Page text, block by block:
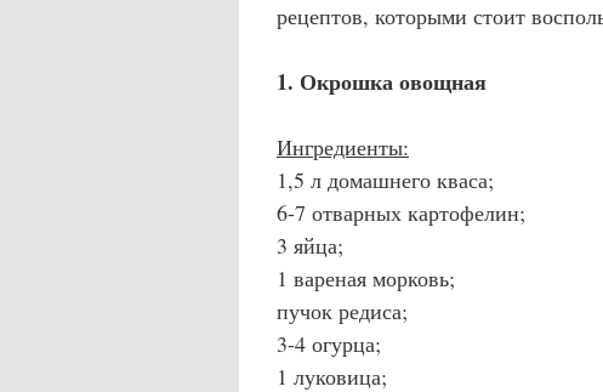
рецептов, которыми стоит
1. Окрошка овощная
Ингредиенты:
1,5 л домашнего кваса;
6-7 отварных картофелин;
3 яйца;
1 вареная морковь;
пучок редиса;
3-4 огурца;
1 луковица;